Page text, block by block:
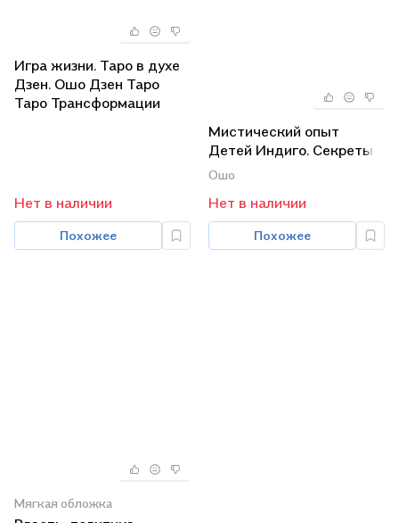
Игра жизни. Таро в духе
Дзен. Ошо Дзен Таро
Таро Трансформации
Нет в наличии
Похожее
Мистический опыт
Детей Индиго. Секреты
поведения детей. Дети
(комплект из 3 книг)
Ошо
Нет в наличии
Похожее
Мягкая обложка